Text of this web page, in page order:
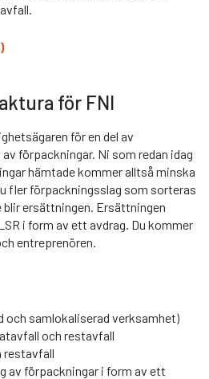
för FNI
för en del av
förpackningar. Ni som redan idag
hämtade kommer alltså minska
fler förpackningsslag som sorteras
ersättningen. Ersättningen
i form av ett avdrag. Du kommer
entreprenören.
och samlokaliserad verksamhet)
och restavfall
restavfall
av förpackningar i form av ett